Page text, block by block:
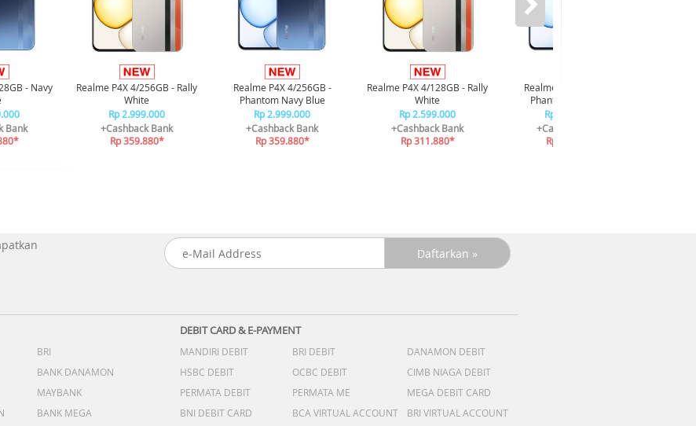
- Navy
Bank
Realme P4X 4/256GB - Rally
White
Rp 2.999.000
+Cashback Bank
Rp 359.880*
Realme P4X 4/256GB -
Phantom Navy Blue
Rp 2.999.000
+Cashback Bank
Rp 359.880*
Realme P4X 4/128GB - Rally
White
Rp 2.599.000
+Cashback Bank
Rp 311.880*
Realme P4X 4/128GB -
Phantom Navy Blue
Rp 2.599.000
+Cashback Bank
Rp 311.880*
BRI
BANK DANAMON
MAYBANK
BANK MEGA
DEBIT CARD & E-PAYMENT
MANDIRI DEBIT BRI DEBIT
DANAMON DEBIT
HSBC DEBIT
OCBC DEBIT
CIMB NIAGA DEBIT
PERMATA DEBIT
PERMATA ME
MEGA DEBIT CARD
BNI DEBIT CARD
BCA VIRTUAL ACCOUNT
BRI VIRTUAL ACCOUNT